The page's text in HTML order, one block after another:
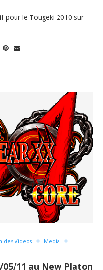
pour le Tougeki 2010 sur
des Videos
Media
05/11 au New Platon